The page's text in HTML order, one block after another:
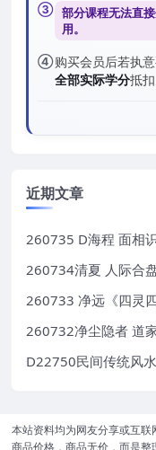
③ 部分课程无法直
用。
④购买会员后若执
全部实际学分抵扣
近期文章
260735 D海程 面相
260734清夏 人际合
260733 净远《四灵
260732净尘隐者 道
D22750民间传统风
本站资料均为网友分享或互
商品价格，商品无价，而是